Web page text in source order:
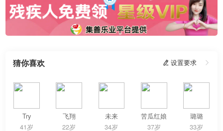
猜你喜欢  设置要求 
Try
41岁
飞翔
22岁
未来
34岁
苦瓜红娘
37岁
璐璐
33岁